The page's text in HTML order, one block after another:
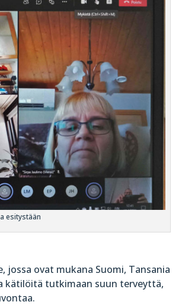
esitystään
ovat mukana Suomi, Tansania
kätilöitä tutkimaan suun terveyttä,